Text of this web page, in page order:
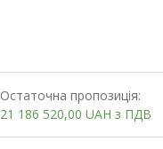
Остаточна пропозиція:
21 186 520,00 UAH з ПДВ